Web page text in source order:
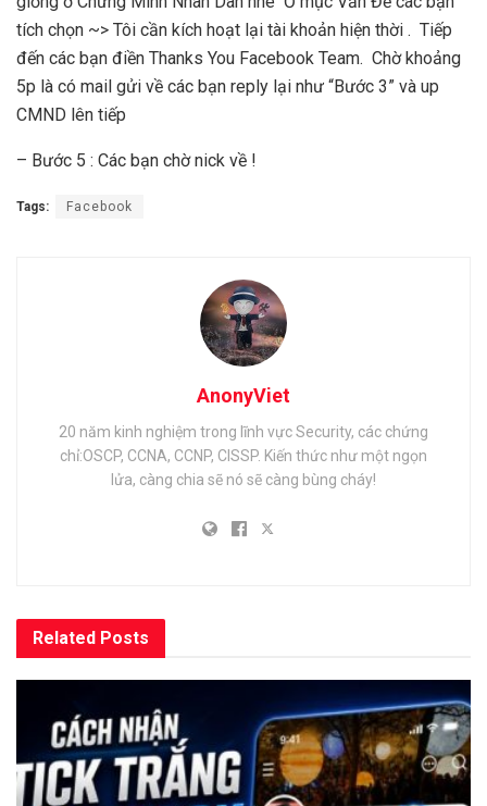
tích chọn ~> Tôi cần kích hoạt lại tài khoản hiện thời . Tiếp
đến các bạn điền Thanks You Facebook Team. Chờ khoảng
5p là có mail gửi về các bạn reply lại như “Bước 3” và up
CMND lên tiếp
– Bước 5 : Các bạn chờ nick về !
Tags: Facebook
AnonyViet
20 năm kinh nghiệm trong lĩnh vực Security, các chứng
chỉ:OSCP, CCNA, CCNP, CISSP. Kiến thức như một ngọn
lửa, càng chia sẽ nó sẽ càng bùng cháy!
Related Posts